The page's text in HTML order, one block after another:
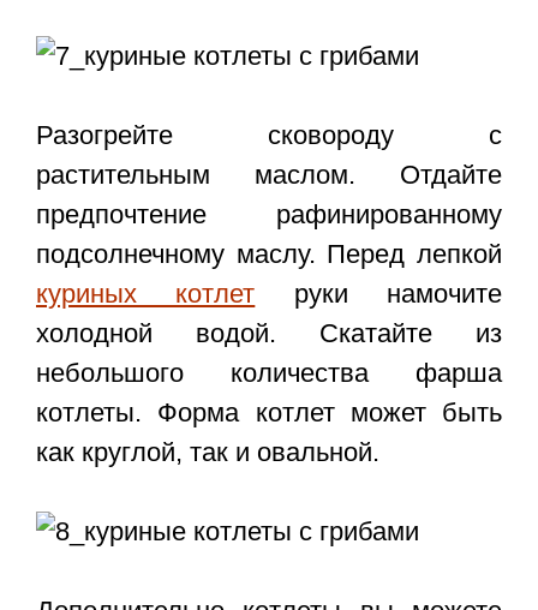
Разогрейте сковороду с
растительным маслом. Отдайте
предпочтение рафинированному
подсолнечному маслу. Перед лепкой
куриных котлет руки намочите
холодной водой. Скатайте из
небольшого количества фарша
котлеты. Форма котлет может быть
как круглой, так и овальной.